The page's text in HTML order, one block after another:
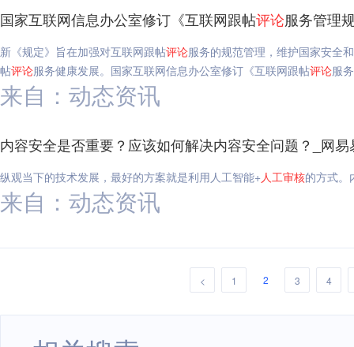
国家互联网信息办公室修订《互联网跟帖评论服务管理
新《规定》旨在加强对互联网跟帖评论服务的规范管理，维护国家安全
帖评论服务健康发展。国家互联网信息办公室修订《互联网跟帖评论服
来自：动态资讯
内容安全是否重要？应该如何解决内容安全问题？_网易
纵观当下的技术发展，最好的方案就是利用人工智能+人工审核的方式。
来自：动态资讯
< 1 2 3 4